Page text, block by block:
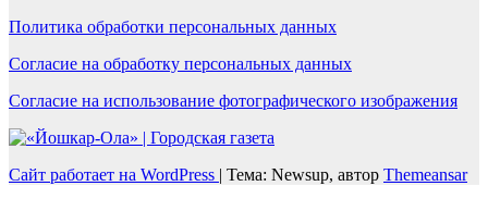
Политика обработки персональных данных
Согласие на обработку персональных данных
Согласие на использование фотографического изображения
Сайт работает на WordPress | Тема: Newsup, автор Themeansar